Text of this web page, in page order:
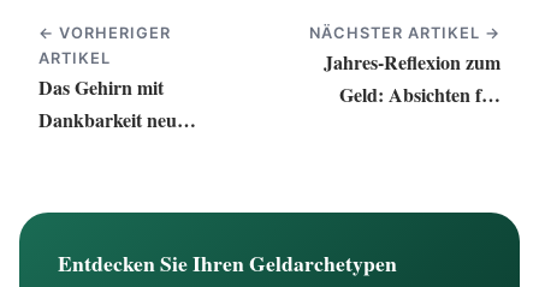
← VORHERIGER
ARTIKEL
Das Gehirn mit
Dankbarkeit neu
NÄCHSTER ARTIKEL →
Jahres-Reflexion zum
Geld: Absichten für
Entdecken Sie Ihren Geldarchetypen